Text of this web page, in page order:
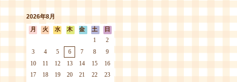
2026年8月
月
火 水 木 金 土 日
1
2
3
4 5 6 7 8
9
10
11 12 13 14 15
16
17
18 19 20 21 22
23